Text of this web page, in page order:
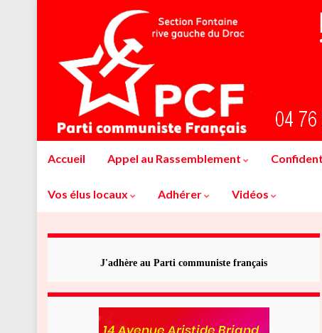
Accueil Appel au Rassemblement
Vos élus locaux Adhérer Vidéos
J'adhère au Parti communiste français